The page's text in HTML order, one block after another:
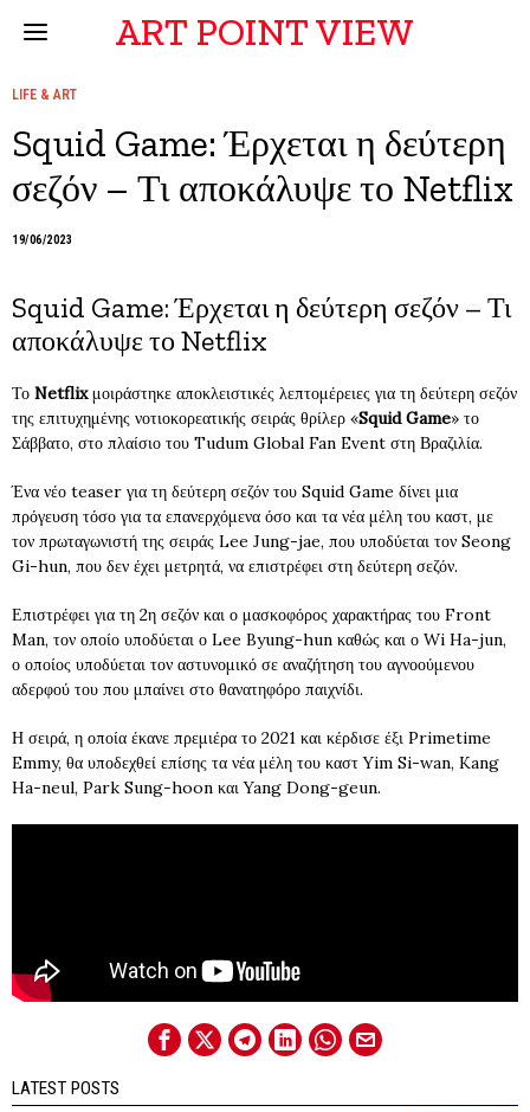
ART POINT VIEW
LIFE & ART
Squid Game: Έρχεται η δεύτερη
σεζόν – Τι αποκάλυψε το Netflix
19/06/2023
Squid Game: Έρχεται η δεύτερη σεζόν – Τι
αποκάλυψε το Netflix
Το Netflixμοιράστηκε αποκλειστικές λεπτομέρειες για τη δεύτερη σεζόν
της επιτυχημένης νοτιοκορεατικής σειράς θρίλερ «Squid Game» το
Σάββατο, στο πλαίσιο του Tudum Global Fan Event στη Βραζιλία.
Ένα νέο teaser για τη δεύτερη σεζόν του Squid Game δίνει μια
πρόγευση τόσο για τα επανερχόμενα όσο και τα νέα μέλη του καστ, με
τον πρωταγωνιστή της σειράς Lee Jung-jae, που υποδύεται τον Seong
Gi-hun, που δεν έχει μετρητά, να επιστρέφει στη δεύτερη σεζόν.
Επιστρέφει για τη 2η σεζόν και ο μασκοφόρος χαρακτήρας του Front
Man, τον οποίο υποδύεται ο Lee Byung-hun καθώς και ο Wi Ha-jun,
ο οποίος υποδύεται τον αστυνομικό σε αναζήτηση του αγνοούμενου
αδερφού του που μπαίνει στο θανατηφόρο παιχνίδι.
Η σειρά, η οποία έκανε πρεμιέρα το 2021 και κέρδισε έξι Primetime
Emmy, θα υποδεχθεί επίσης τα νέα μέλη του καστ Yim Si-wan, Kang
Ha-neul, Park Sung-hoon και Yang Dong-geun.
LATEST POSTS